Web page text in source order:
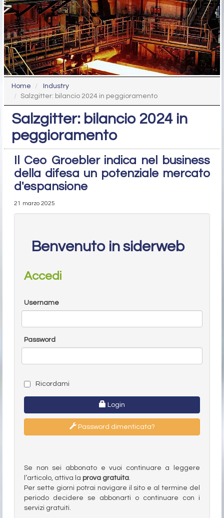
Home
Industry
Salzgitter: bilancio 2024 in peggioramento
Salzgitter: bilancio 2024 in
peggioramento
Il Ceo Groebler indica nel business
della difesa un potenziale mercato
d'espansione
21 marzo 2025
Benvenuto in siderweb
Accedi
Username
Password
Ricordami
Login
Password dimenticata?
Se non sei abbonato e vuoi continuare a leggere
l’articolo, attiva la prova gratuita.
Per sette giorni potrai navigare il sito e al termine del
periodo decidere se abbonarti o continuare con i
servizi gratuiti.